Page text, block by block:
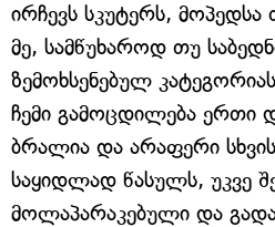
ირჩევს სკუტერს,
მე, სამწუხაროდ თუ
ზემოხსენებულ
ჩემი გამოცდილება ერთი
ბრალია და არაფერი
საყიდლად წასულს, უკვე
მოლაპარაკებული და